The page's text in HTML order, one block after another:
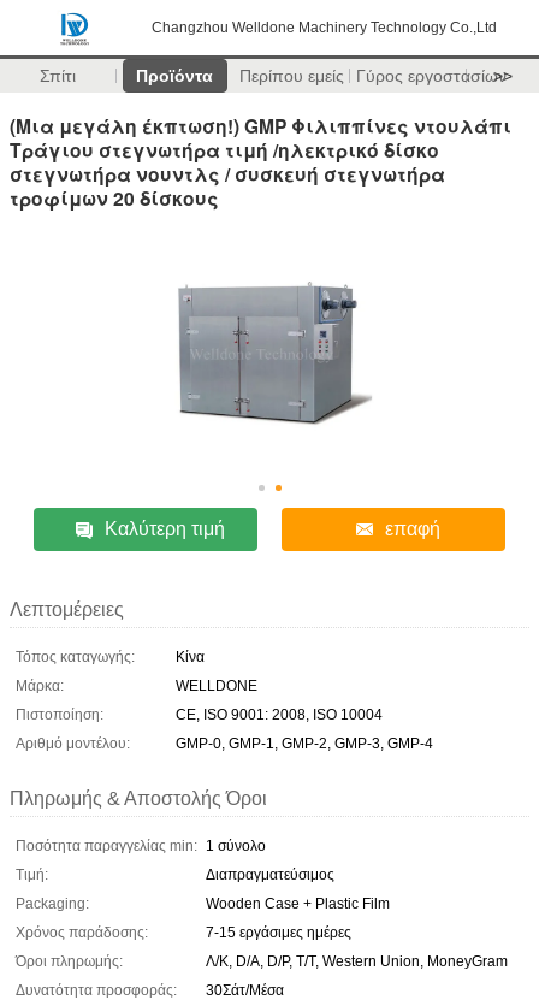
Changzhou Welldone Machinery Technology Co.,Ltd
Σπίτι Προϊόντα Περίπου εμείς Γύρος εργοστασίων
>>
(Μια μεγάλη έκπτωση!) GMP Φιλιππίνες ντουλάπι
Τράγιου στεγνωτήρα τιμή /ηλεκτρικό δίσκο
στεγνωτήρα νουντλς / συσκευή στεγνωτήρα
τροφίμων 20 δίσκους
Καλύτερη τιμή επαφή
Λεπτομέρειες
Τόπος καταγωγής:
Κίνα
Μάρκα:
WELLDONE
Πιστοποίηση:
CE, ISO 9001: 2008, ISO 10004
Αριθμό μοντέλου:
GMP-0, GMP-1, GMP-2, GMP-3, GMP-4
Πληρωμής & Αποστολής Όροι
Ποσότητα παραγγελίας min: 1 σύνολο
Τιμή:
Διαπραγματεύσιμος
Packaging:
Wooden Case + Plastic Film
Χρόνος παράδοσης:
7-15 εργάσιμες ημέρες
Όροι πληρωμής:
Λ/Κ, D/A, D/P, T/T, Western Union, MoneyGram
Δυνατότητα προσφοράς:
30Σάτ/Μέσα